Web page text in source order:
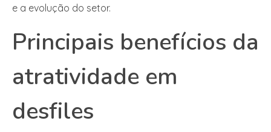
e a evolução do setor.
Principais benefícios da
atratividade em
desfiles